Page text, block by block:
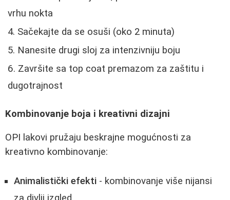
vrhu nokta
Sačekajte da se osuši (oko 2 minuta)
Nanesite drugi sloj za intenzivniju boju
Završite sa top coat premazom za zaštitu i
dugotrajnost
Kombinovanje boja i kreativni dizajni
OPI lakovi pružaju beskrajne mogućnosti za
kreativno kombinovanje:
Animalistički efekti - kombinovanje više nijansi